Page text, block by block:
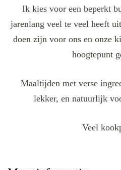
Ik kies voor een beperkt
jarenlang veel te veel heeft
doen zijn voor ons en onze
hoogtepunt
Maaltijden met verse
lekker, en natuurlijk
Veel